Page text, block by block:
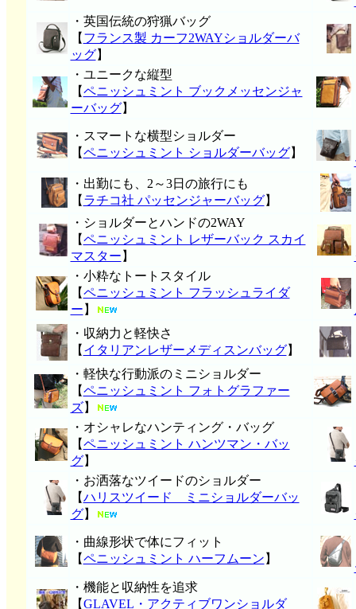
・英国伝統の狩猟バッグ
【 フランス製 カーフ2WAYショルダーバ
ッグ】
・ユニークな縦型
【ペニッシュミント ブックメッセンジャ
ーバッグ】
・スマートな横型ショルダー
【ペニッシュミント ショルダーバッグ】
・出勤にも、2～3日の旅行にも
【 ラチコ社 パッセンジャーバッグ】
・ショルダーとハンドの2WAY
【ペニッシュミント レザーバック スカイ
マスター 】
・小粋なトートスタイル
【ペニッシュミント フラッシュライダ
ー 】
・収納力と軽快さ
【 イタリアンレザーメディスンバッグ】
・軽快な行動派のミニショルダー
【ペニッシュミント フォトグラファー
ズ】
・オシャレなハンティング・バッグ
【ペニッシュミント ハンツマン・バッ
グ】
・お洒落なツイードのショルダー
【ハリスツイード ミニショルダーバッ
グ】
・曲線形状で体にフィット
【ペニッシュミント ハーフムーン 】
・機能と収納性を追求
【GLAVEL・アクティブワンショルダ